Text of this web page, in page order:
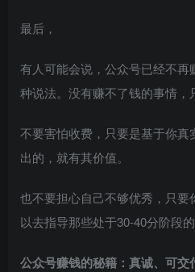
最后，
有人可能会说，公众号已经不
种说法。没有赚不了钱的事情，
不要害怕收费，只要是基于你
出的，就有其价值。
也不要担心自己不够优秀，只要
以去指导那些处于30-40分阶段的
公众号赚钱的秘籍：真诚、可交